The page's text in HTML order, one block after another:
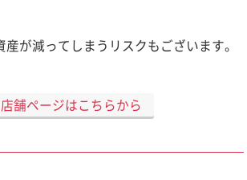
が減ってしまうリスクもございます。
店舗ページはこちらから